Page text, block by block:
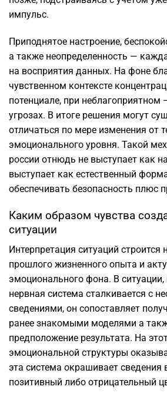
импульс.
Приподнятое настроение,
а также неопределенность —
на восприятия данных. На фоне
чувственном контексте
потенциале, при неблагоприятном
угрозах. В итоге решения могут
отличаться по мере изменения от
эмоционального уровня. Такой
россии отнюдь не выступает как
выступает как естественный
обеспечивать безопасность плюс
Каким образом чувства
ситуации
Интерпретация ситуаций строится
прошлого жизненного опыта и
эмоционального фона. В ситуации,
нервная система сталкивается с
сведениями, он сопоставляет
ранее знакомыми моделями а
предположение результата. На
эмоциональной структуры
эта система окрашивает сведения
позитивный либо отрицательный